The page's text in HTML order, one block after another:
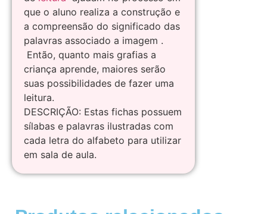
que o aluno realiza a construção e
a compreensão do significado das
palavras associado a imagem .
Então, quanto mais grafias a
criança aprende, maiores serão
suas possibilidades de fazer uma
leitura.
DESCRIÇÃO: Estas fichas possuem
sílabas e palavras ilustradas com
cada letra do alfabeto para utilizar
em sala de aula.